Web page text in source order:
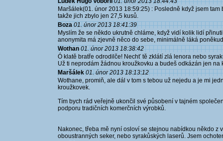
Maršálek(01. únor 2013 18:59:25) : Posledně když jsem
takže jich zbylo jen 27,5 kusů.
Boza 01. únor 2013 18:41:39
Myslím že se někdo ukrutně chláme, když vidí kolik lidí
anonymita má zjevně něco do sebe, minimálně láká
Wothan 01. únor 2013 18:38:42
Ó klatě bratře odrodilče! Nechť tě zklátí zlá lenora nebo
Už ti neprodám žádnou kroužkovku a budeš odkázán jen na
Maršálek 01. únor 2013 18:13:12
Wothane, promiň, ale dál v tom s tebou už nejedu a je mi
kroužkovek.
Tím bych rád veřejně ukončil své působení v tajném
podporu tradičních komerčních výrobků.
Nakonec, třeba mě nyní osloví se stejnou nabídkou někdo z
oboustranných seker, nebo syrakůských laserů. Jsem